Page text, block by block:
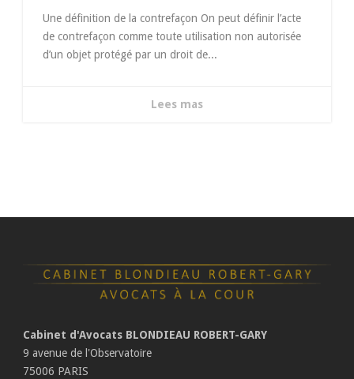
Une définition de la contrefaçon On peut définir l’acte
de contrefaçon comme toute utilisation non autorisée
d’un objet protégé par un droit de...
Lees mas
Cabinet d'Avocats BLONDIEAU ROBERT-GARY
9 avenue de l'Observatoire
75006 PARIS